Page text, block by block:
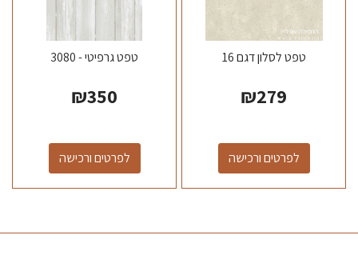
טפט לסלון דגם 16
₪279
לפרטים ורכישה
טפט גרפיטי - 3080
₪350
לפרטים ורכישה